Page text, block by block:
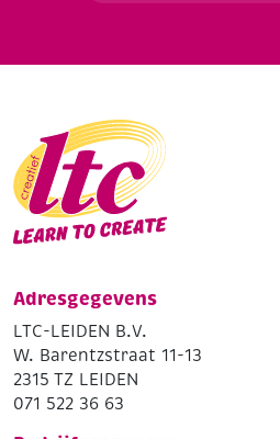
Adresgegevens
LTC-LEIDEN B.V.
W. Barentzstraat 11-13
2315 TZ LEIDEN
071 522 36 63